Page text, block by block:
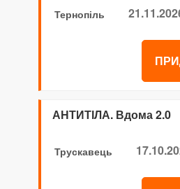
Тернопіль
АНТИТІЛА. Вдома 2.0
Трускавець